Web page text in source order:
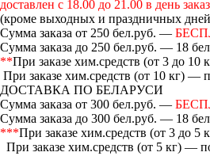
доставлен с 18.00 до 21.00 в день
(кроме выходных и праздничных
Сумма заказа от 250 бел.руб. —
Сумма заказа до 250 бел.руб. — 18
**При заказе хим.средств (от 3 до 10
При заказе хим.средств (от 10 кг) —
ДОСТАВКА ПО БЕЛАРУСИ
Сумма заказа от 300 бел.руб. —
Сумма заказа до 300 бел.руб. — 18
***При заказе хим.средств (от 3 до 5
При заказе хим.средств (от 5 кг) —